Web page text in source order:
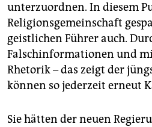
unterzuordnen. In diesem
Religionsgemeinschaft
geistlichen Führer auch.
Falschinformationen und
Rhetorik – das zeigt der
können so jederzeit erneut
Sie hätten der neuen